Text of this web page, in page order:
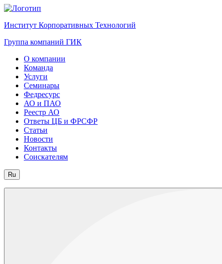
Институт Корпоративных Технологий
Группа компаний ГИК
О компании
Команда
Услуги
Семинары
Федресурс
АО и ПАО
Реестр АО
Ответы ЦБ и ФРСФР
Статьи
Новости
Контакты
Соискателям
Ru